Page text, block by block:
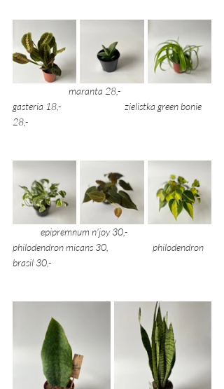
maranta 28,-
gasteria 18,- 			zielistka green bonie
28,-
epipremnum n'joy 30,-
philodendron micans 30, 		philodendron
brasil 30,-